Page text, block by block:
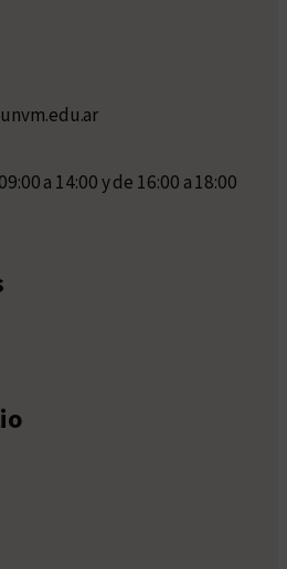
a 14:00 y de 16:00 a 18:00